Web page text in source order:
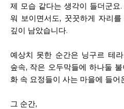
제 모습 같다는 생각이 들더군요
워 보이면서도, 꿋꿋하게 자리
깊이 남았습니다.
예상치 못한 순간은 닝구르 테
숲속, 작은 오두막들에 하나둘
화 속 요정들이 사는 마을에 들어
그 순간,